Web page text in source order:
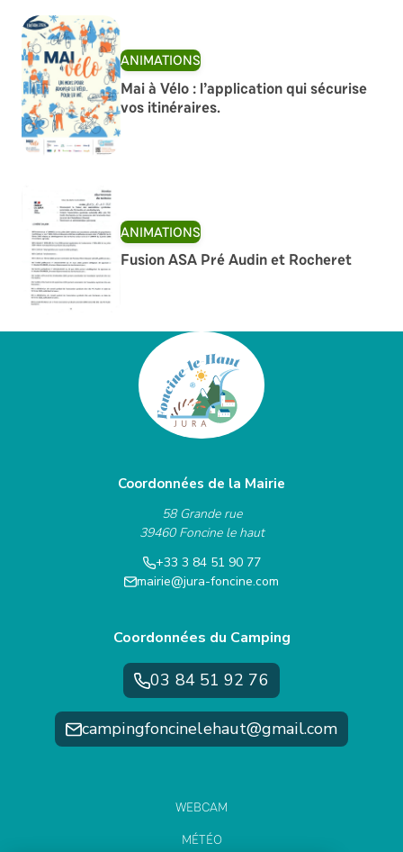
ANIMATIONS
Mai à Vélo : l’application qui sécurise
vos itinéraires.
ANIMATIONS
Fusion ASA Pré Audin et Rocheret
Coordonnées de la Mairie
58 Grande rue
39460 Foncine le haut
+33 3 84 51 90 77
mairie@jura-foncine.com
Coordonnées du Camping
03 84 51 92 76
campingfoncinelehaut@gmail.com
WEBCAM
MÉTÉO